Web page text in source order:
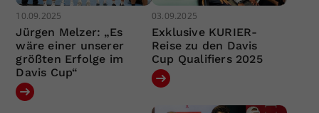
10.09.2025
Jürgen Melzer: „Es
wäre einer unserer
größten Erfolge im
Davis Cup“
03.09.2025
Exklusive KURIER-
Reise zu den Davis
Cup Qualifiers 2025